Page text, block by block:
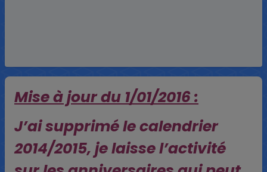
Mise à jour du 1/01/2016 :
J’ai supprimé le calendrier
2014/2015, je laisse l’activité